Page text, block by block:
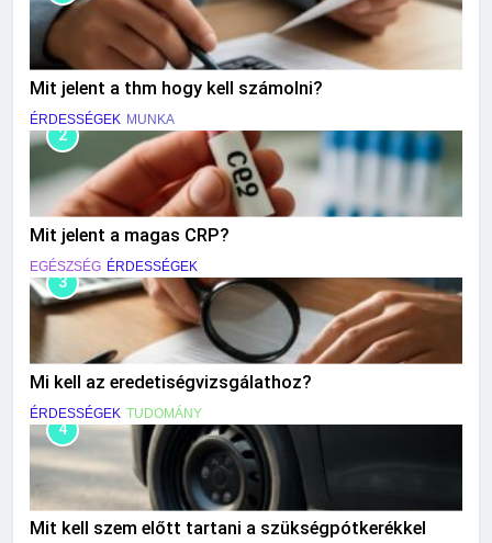
Mit jelent a thm hogy kell számolni?
ÉRDESSÉGEK MUNKA
2
Mit jelent a magas CRP?
EGÉSZSÉG ÉRDESSÉGEK
3
Mi kell az eredetiségvizsgálathoz?
ÉRDESSÉGEK TUDOMÁNY
4
Mit kell szem előtt tartani a szükségpótkerékkel